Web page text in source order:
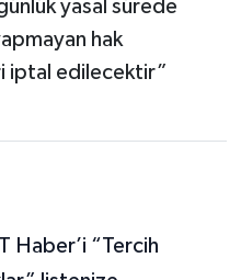
yasal sürede
hak
iptal edilecektir”